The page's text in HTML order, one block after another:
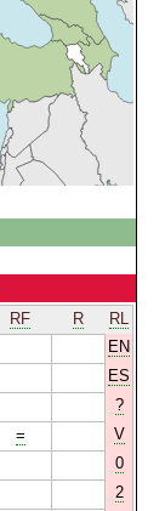
RF R
RL
EN
ES
?
=
V
0
2